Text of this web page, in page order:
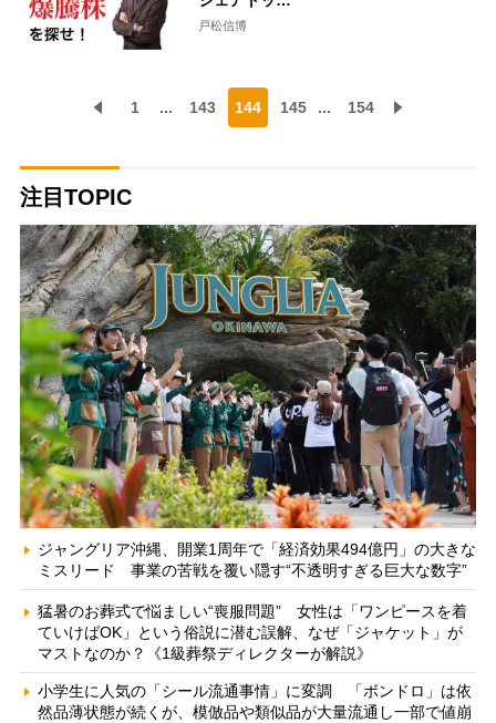
戸松信博
1 ... 143 144 145 ... 154
注目TOPIC
ジャングリア沖縄、開業1周年で「経済効果494億円」の大きな
ミスリード 事業の苦戦を覆い隠す“不透明すぎる巨大な数字”
猛暑のお葬式で悩ましい“喪服問題” 女性は「ワンピースを着
ていけばOK」という俗説に潜む誤解、なぜ「ジャケット」が
マストなのか？《1級葬祭ディレクターが解説》
小学生に人気の「シール流通事情」に変調 「ボンドロ」は依
然品薄状態が続くが、模倣品や類似品が大量流通し一部で値崩